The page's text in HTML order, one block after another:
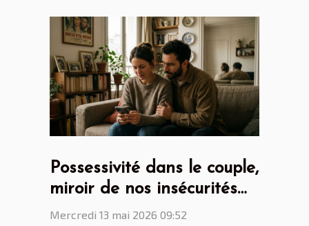
Possessivité dans le couple,
miroir de nos insécurités
ou héritage culturel ?
Mercredi 13 mai 2026 09:52